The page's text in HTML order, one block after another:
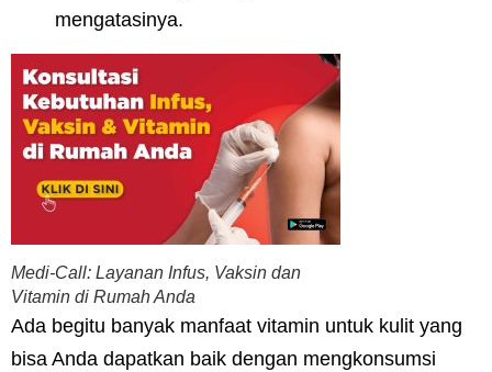
mengatasinya.
Medi-Call: Layanan Infus, Vaksin dan
Vitamin di Rumah Anda
Ada begitu banyak manfaat vitamin untuk kulit yang
bisa Anda dapatkan baik dengan mengkonsumsi